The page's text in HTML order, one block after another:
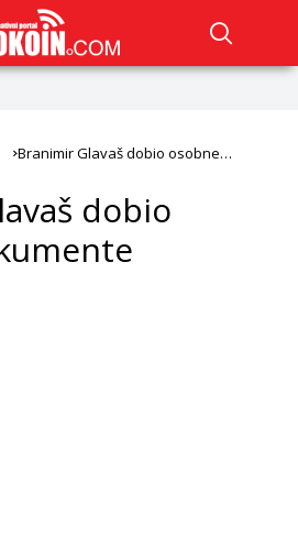
Branimir Glavaš dobio osobne
dobio